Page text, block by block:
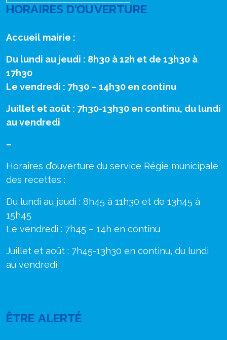
HORAIRES D'OUVERTURE
Accueil mairie :
Du lundi au jeudi : 8h30 à 12h et de 13h30 à
17h30
Le vendredi : 7h30 – 14h30 en continu
Juillet et août : 7h30-13h30 en continu, du lundi
au vendredi
–
Horaires d’ouverture du service Régie municipale
des recettes :
Du lundi au jeudi : 8h45 à 11h30 et de 13h45 à
15h45
Le vendredi : 7h45 – 14h en continu
Juillet et août : 7h45-13h30 en continu, du lundi
au vendredi
ÊTRE ALERTÉ